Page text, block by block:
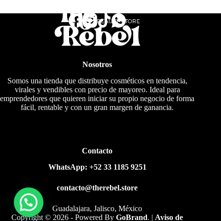
Nosotros
Somos una tienda que distribuye cosméticos en tendencia,
virales y vendibles con precio de mayoreo. Ideal para
emprendedores que quieren iniciar su propio negocio de forma
fácil, rentable y con un gran margen de ganancia.
Contacto
WhatsApp: +52 33 1185 9251
contacto@therebel.store
Guadalajara, Jalisco, México
Copyright © 2026 - Powered ByGoBrand. | Aviso de